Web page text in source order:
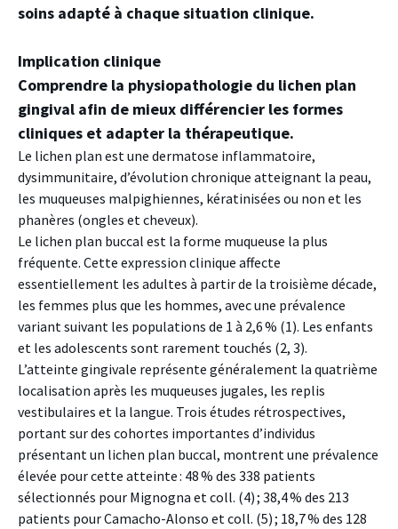
soins adapté à chaque situation clinique.
Implication clinique
Comprendre la physiopathologie du lichen plan
gingival afin de mieux différencier les formes
cliniques et adapter la thérapeutique.
Le lichen plan est une dermatose inflammatoire,
dysimmunitaire, d’évolution chronique atteignant la peau,
les muqueuses malpighiennes, kératinisées ou non et les
phanères (ongles et cheveux).
Le lichen plan buccal est la forme muqueuse la plus
fréquente. Cette expression clinique affecte
essentiellement les adultes à partir de la troisième décade,
les femmes plus que les hommes, avec une prévalence
variant suivant les populations de 1 à 2,6 % (1). Les enfants
et les adolescents sont rarement touchés (2, 3).
L’atteinte gingivale représente généralement la quatrième
localisation après les muqueuses jugales, les replis
vestibulaires et la langue. Trois études rétrospectives,
portant sur des cohortes importantes d’individus
présentant un lichen plan buccal, montrent une prévalence
élevée pour cette atteinte : 48 % des 338 patients
sélectionnés pour Mignogna et coll. (4) ; 38,4 % des 213
patients pour Camacho-Alonso et coll. (5) ; 18,7 % des 128